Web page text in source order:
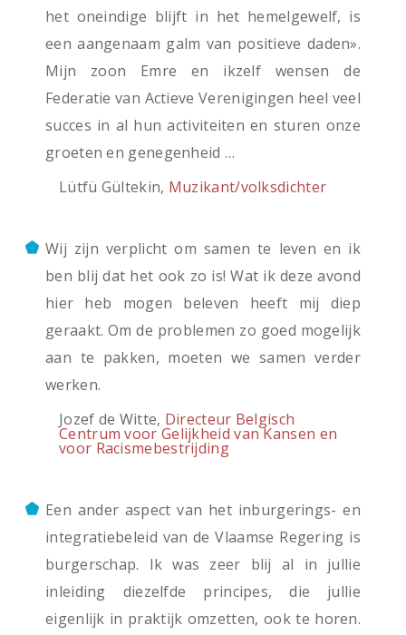
het oneindige blijft in het hemelgewelf, is
een aangenaam galm van positieve daden».
Mijn zoon Emre en ikzelf wensen de
Federatie van Actieve Verenigingen heel veel
succes in al hun activiteiten en sturen onze
groeten en genegenheid …
Lütfü Gültekin, Muzikant/volksdichter
Wij zijn verplicht om samen te leven en ik
ben blij dat het ook zo is! Wat ik deze avond
hier heb mogen beleven heeft mij diep
geraakt. Om de problemen zo goed mogelijk
aan te pakken, moeten we samen verder
werken.
Jozef de Witte, Directeur Belgisch
Centrum voor Gelijkheid van Kansen en
voor Racismebestrijding
Een ander aspect van het inburgerings- en
integratiebeleid van de Vlaamse Regering is
burgerschap. Ik was zeer blij al in jullie
inleiding diezelfde principes, die jullie
eigenlijk in praktijk omzetten, ook te horen.